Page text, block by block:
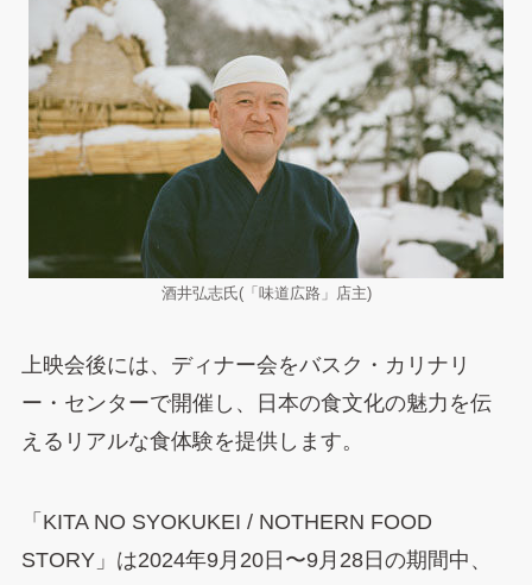
酒井弘志氏(「味道広路」店主)
上映会後には、ディナー会をバスク・カリナリ
ー・センターで開催し、日本の食文化の魅力を伝
えるリアルな食体験を提供します。
「KITA NO SYOKUKEI / NOTHERN FOOD
STORY」は2024年9月20日〜9月28日の期間中、